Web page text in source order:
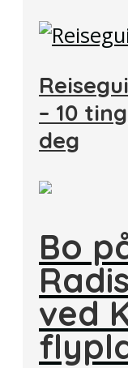
– 10
deg
Bo
ved